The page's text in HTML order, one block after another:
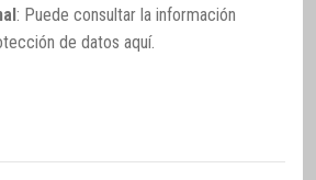
: Puede consultar la información
de datos aquí.